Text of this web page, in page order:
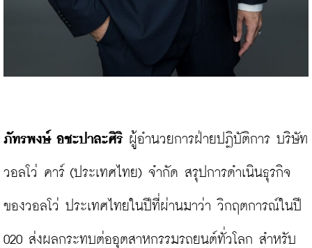
ภัทรพงษ์ อชะปาละศิริ ผู้อำนวยการฝ่ายปฏิบัติการ บริษัท
วอลโว่ คาร์ (ประเทศไทย) จำกัด สรุปการดำเนินธุรกิจ
ของวอลโว่ ประเทศไทยในปีที่ผ่านมาว่า วิกฤตการณ์ในปี
020 ส่งผลกระทบต่ออุตสาหกรรมรถยนต์ทั่วโลก สำหรับ